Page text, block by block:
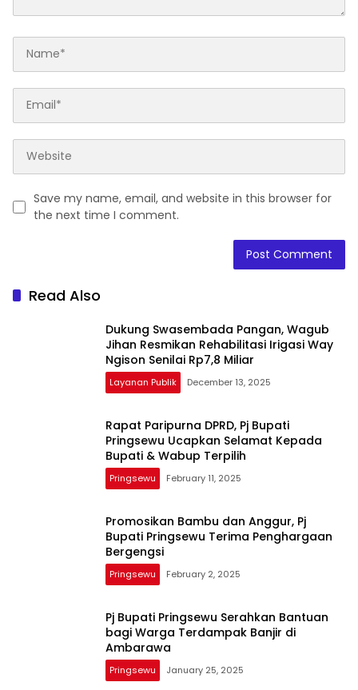
Save my name, email, and website in this browser for
the next time I comment.
Read Also
Dukung Swasembada Pangan, Wagub
Jihan Resmikan Rehabilitasi Irigasi Way
Ngison Senilai Rp7,8 Miliar
Layanan Publik December 13, 2025
Rapat Paripurna DPRD, Pj Bupati
Pringsewu Ucapkan Selamat Kepada
Bupati & Wabup Terpilih
Pringsewu February 11, 2025
Promosikan Bambu dan Anggur, Pj
Bupati Pringsewu Terima Penghargaan
Bergengsi
Pringsewu February 2, 2025
Pj Bupati Pringsewu Serahkan Bantuan
bagi Warga Terdampak Banjir di
Ambarawa
Pringsewu January 25, 2025